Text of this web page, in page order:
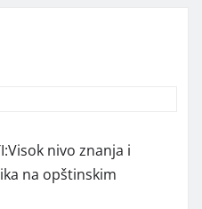
nivo znanja i
na opštinskim